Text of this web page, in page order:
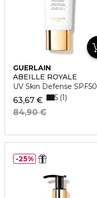
GUERLAIN
ABEILLE ROYALE
UV Skin Defense SPF50
63,67 €
84,90 €
5 1
25%